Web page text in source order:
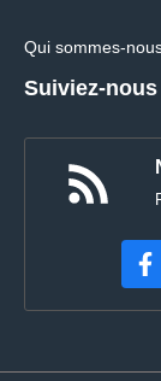
Qui sommes-
Suiviez-nous